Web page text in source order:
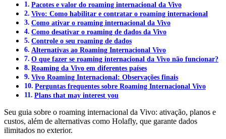
Pacotes e valor do roaming internacional da Vivo
Vivo: Como habilitar e contratar o roaming internacional
Como ativar o roaming internacional da Vivo
Como desativar o roaming de dados da Vivo
Controle o seu roaming de dados
Alternativas ao Roaming Internacional Vivo
O que fazer se roaming internacional da Vivo não funcionar?
Roaming da Vivo em diferentes países
Vivo Roaming Internacional: Observações finais
Perguntas frequentes sobre Roaming Internacional Vivo
Plans that may interest you
Seu guia sobre o roaming internacional da Vivo: ativação, planos e
custos, além de alternativas como Holafly, que garante dados
ilimitados no exterior.